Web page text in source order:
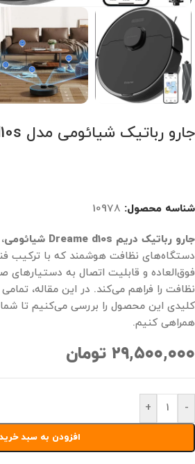
جارو رباتیک شیائومی مدل Dreame d10s
شناسه محصول: 10978
جارو رباتیک دریم Dreame d10s شیائومی
دستگاه‌های نظافت هوشمند که با ترکیب
فوق‌العاده و قابلیت اتصال به دستیارهای
نظافت را فراهم می‌کند. در این مقاله،
کلیدی این محصول را بررسی می‌کنیم تا شما
همراهی کنیم.
۲۹,۵۰۰,۰۰۰ تومان
-
+
افزودن به سبد